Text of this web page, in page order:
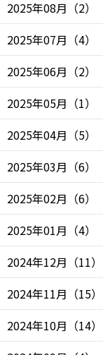
2025年08月 （2）
2025年07月 （4）
2025年06月 （2）
2025年05月 （1）
2025年04月 （5）
2025年03月 （6）
2025年02月 （6）
2025年01月 （4）
2024年12月 （11）
2024年11月 （15）
2024年10月 （14）